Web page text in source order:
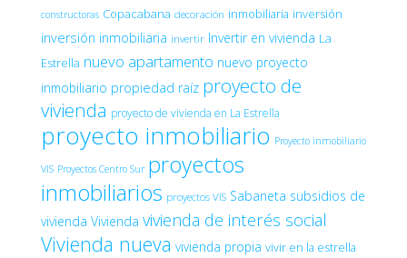
constructoras Copacabana decoración inmobiliaria inversión
inversión inmobiliaria invertir Invertir en vivienda La
Estrella nuevo apartamento nuevo proyecto
inmobiliario propiedad raíz proyecto de
vivienda proyecto de vivienda en La Estrella
proyecto inmobiliario Proyecto inmobiliario
VIS Proyectos Centro Sur proyectos
inmobiliarios proyectos VIS Sabaneta subsidios de
vivienda Vivienda vivienda de interés social
Vivienda nueva vivienda propia vivir en la estrella